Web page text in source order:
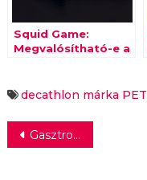
Squid Game:
Megvalósítható-e a
filmsorozattal?
decathlon márka PET
Bejegyzés
Gasztronómiai műsorral és vidéki vetélkedővel nyitja az őszt a Sláger TV